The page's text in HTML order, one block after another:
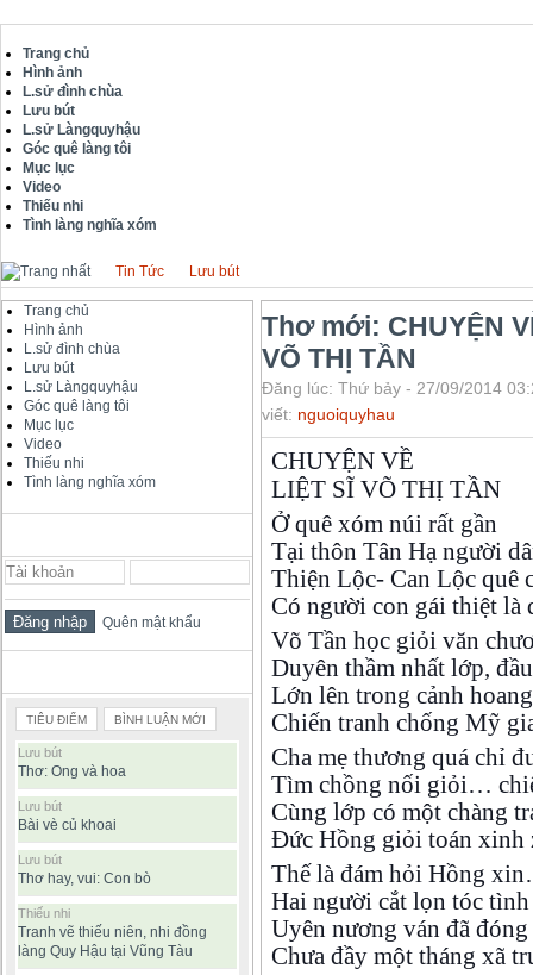
Trang chủ
Hình ảnh
L.sử đình chùa
Lưu bút
L.sử Làngquyhậu
Góc quê làng tôi
Mục lục
Video
Thiếu nhi
Tình làng nghĩa xóm
Tin Tức Lưu bút
Trang chủ
Hình ảnh
L.sử đình chùa
Lưu bút
L.sử Làngquyhậu
Góc quê làng tôi
Mục lục
Video
Thiếu nhi
Tình làng nghĩa xóm
Quên mật khẩu
TIÊU ĐIỂM BÌNH LUẬN MỚI
Lưu bút
Thơ: Ong và hoa
Lưu bút
Bài vè củ khoai
Lưu bút
Thơ hay, vui: Con bò
Thiếu nhi
Tranh vẽ thiếu niên, nhi đồng
làng Quy Hậu tại Vũng Tàu
Thơ mới: CHUYỆN
VÕ THỊ TẦN
Đăng lúc: Thứ bảy - 27/09/2014
viết: nguoiquyhau
CHUYỆN VỀ
LIỆT SĨ VÕ THỊ TẦN
Ở quê xóm núi rất gần
Tại thôn Tân Hạ người
Thiện Lộc- Can Lộc quê
Có người con gái thiệt là
Võ Tần học giỏi văn
Duyên thầm nhất lớp,
Lớn lên trong cảnh
Chiến tranh chống Mỹ
Cha mẹ thương quá chỉ
Tìm chồng nối giỏi…
Cùng lớp có một chàng
Đức Hồng giỏi toán xinh
Thế là đám hỏi Hồng
Hai người cắt lọn tóc
Uyên nương ván đã
Chưa đầy một tháng xã